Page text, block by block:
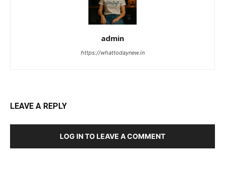
admin
https://whattodaynew.in
LEAVE A REPLY
LOG IN TO LEAVE A COMMENT